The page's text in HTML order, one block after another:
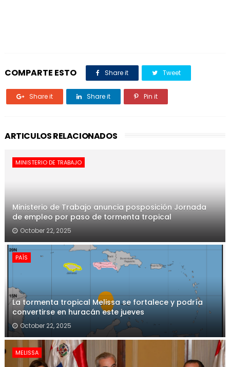
COMPARTE ESTO Share it Tweet
Share it Share it Pin it
ARTICULOS RELACIONADOS
MINISTERIO DE TRABAJO
Ministerio de Trabajo anuncia posposición Jornada
de empleo por paso de tormenta tropical
October 22, 2025
PAÍS
La tormenta tropical Melissa se fortalece y podría
convertirse en huracán este jueves
October 22, 2025
MELISSA